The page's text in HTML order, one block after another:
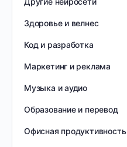
Здоровье и велнес
Код и разработка
Маркетинг и реклама
Музыка и аудио
Образование и перевод
Офисная продуктивность